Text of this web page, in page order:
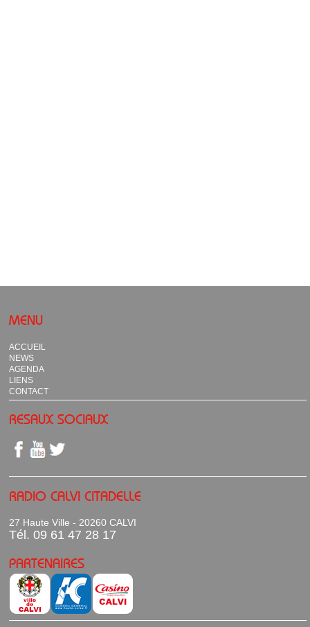
MENU
ACCUEIL
NEWS
AGENDA
LIENS
CONTACT
RESAUX SOCIAUX
RADIO CALVI CITADELLE
27 Haute Ville - 20260 CALVI
Tél. 09 61 47 28 17
PARTENAIRES